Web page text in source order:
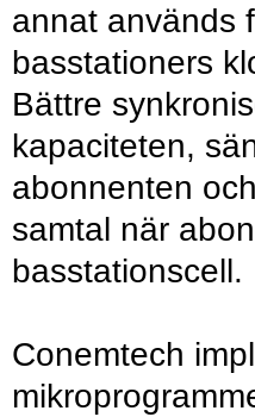
annat används
basstationers
Bättre
kapaciteten,
abonnenten
samtal när
basstationscell.
Conemtech